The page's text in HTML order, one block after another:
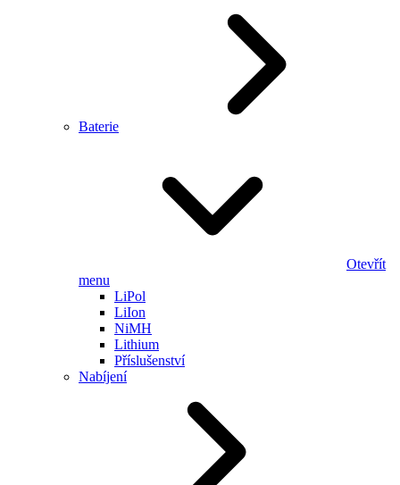
Baterie
Otevřít
menu
LiPol
LiIon
NiMH
Lithium
Příslušenství
Nabíjení